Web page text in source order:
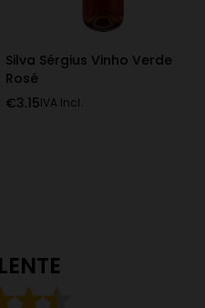
Silva Sérgius Vinho Verde
Rosé
€3.15IVA Incl.